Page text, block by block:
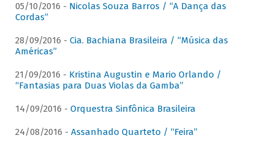
05/10/2016 - Nicolas Souza Barros / “A Dança das
Cordas”
28/09/2016 - Cia. Bachiana Brasileira / “Música das
Américas”
21/09/2016 - Kristina Augustin e Mario Orlando /
“Fantasias para Duas Violas da Gamba”
14/09/2016 - Orquestra Sinfônica Brasileira
24/08/2016 - Assanhado Quarteto / “Feira”